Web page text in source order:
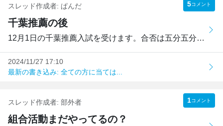
スレッド作成者: ぱんだ 5コメント
千葉推薦の後
12月1日の千葉推薦入試を受けます。合否は五分五分です。そこ...
2024/11/27 17:10
最新の書き込み: 全ての方に当ては...
スレッド作成者: 部外者 1コメント
組合活動まだやってるの？